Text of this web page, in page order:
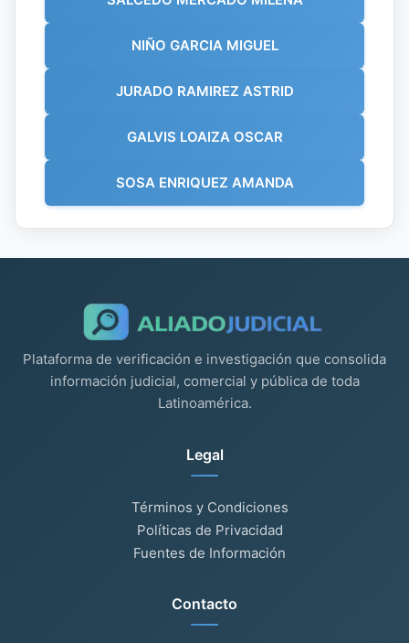
NIÑO GARCIA MIGUEL
JURADO RAMIREZ ASTRID
GALVIS LOAIZA OSCAR
SOSA ENRIQUEZ AMANDA
Plataforma de verificación e investigación que consolida
información judicial, comercial y pública de toda
Latinoamérica.
Legal
Términos y Condiciones
Políticas de Privacidad
Fuentes de Información
Contacto